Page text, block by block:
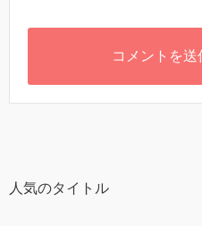
人気のタイトル